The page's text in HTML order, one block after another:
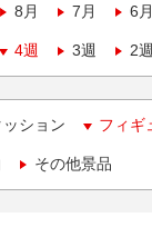
8月 7月 6月
4週 3週 2週
ション フィギ
その他景品